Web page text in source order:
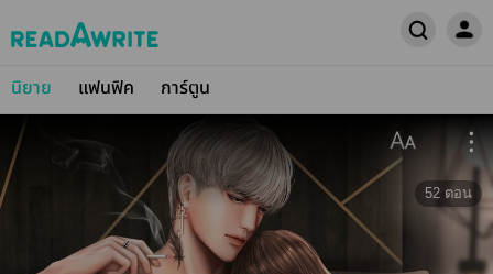
นิยาย แฟนฟิค การ์ตูน
52 ตอน